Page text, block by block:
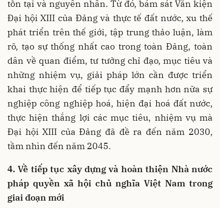
tồn tại và nguyên nhân. Từ đó, bám sát Văn kiện
Đại hội XIII của Đảng và thực tế đất nước, xu thế
phát triển trên thế giới, tập trung thảo luận, làm
rõ, tạo sự thống nhất cao trong toàn Đảng, toàn
dân về quan điểm, tư tưởng chỉ đạo, mục tiêu và
những nhiệm vụ, giải pháp lớn cần được triển
khai thực hiện để tiếp tục đẩy mạnh hơn nữa sự
nghiệp công nghiệp hoá, hiện đại hoá đất nước,
thực hiện thắng lợi các mục tiêu, nhiệm vụ mà
Đại hội XIII của Đảng đã đề ra đến năm 2030,
tầm nhìn đến năm 2045.
4. Về tiếp tục xây dựng và hoàn thiện Nhà nước
pháp quyền xã hội chủ nghĩa Việt Nam trong
giai đoạn mới